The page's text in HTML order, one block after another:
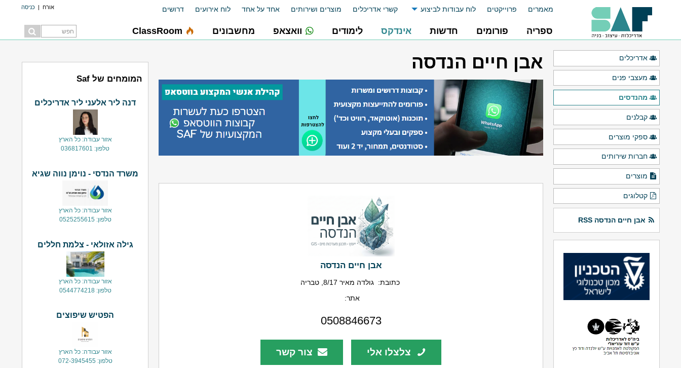
אורח | כניסה מאמרים פרוייקטים לוח עבודות לביצוע קשרי אדריכלים מוצרים ושירותים אחד על אחד לוח אירועים דרושים
ספריה פורומים חדשות אינדקס לימודים וואצאפ מחשבונים ClassRoom
אבן חיים הנדסה
אבן חיים הנדסה
כתובת: גולדה מאיר 8/17, טבריה
אתר:
0508846673
צלצלו אלי צור קשר
המומחים של Saf
דנה ליר אלעני ליר אדריכלים
אזור עבודה: כל הארץ
טלפון: 036817601
משרד הנדסי - נוימן נווה שגיא
אזור עבודה: כל הארץ
טלפון: 0525255615
גילה אזולאי - צלמת חללים
אזור עבודה: כל הארץ
טלפון: 0544774218
הפטיש שיפוצים
אזור עבודה: כל הארץ
טלפון: 072-3945455
אדריכלים
מעצבי פנים
מהנדסים
קבלנים
ספקי מוצרים
חברות שירותים
מוצרים
קטלוגים
אבן חיים הנדסה RSS